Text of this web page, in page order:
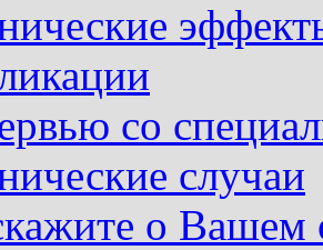
со
случаи
о Вашем